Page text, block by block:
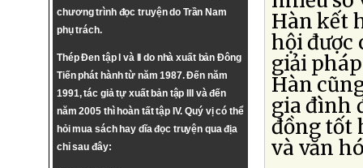
chương trình đọc truyện do Trần Nam
phụ trách.
Thép Đen tập I và II do nhà xuất bản Đông
Tiến phát hành từ năm 1987. Đến năm
1991, tác giả tự xuất bản tập III và đến
năm 2005 thì hoàn tất tập IV. Quý vị có thể
hỏi mua sách hay dĩa đọc truyện qua địa
chỉ sau đây:
Hàn kết
hội được
giải
Hàn
gia đình
đồng tốt
và văn